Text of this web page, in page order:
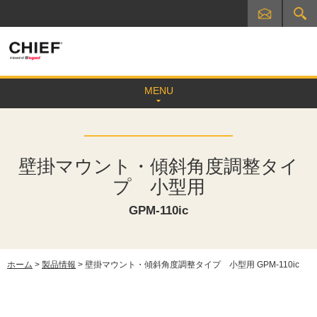
MENU
壁掛マウント・傾斜角度調整タイ
プ 小型用
GPM-110ic
ホーム > 製品情報 > 壁掛マウント・傾斜角度調整タイプ 小型用 GPM-110ic